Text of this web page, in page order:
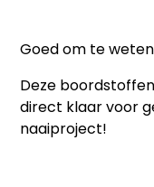
Goed om te
Deze
direct klaar voor
naaiproject!